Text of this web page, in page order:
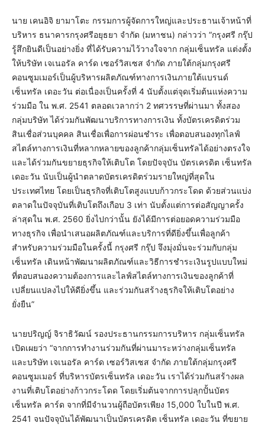
นาย เคนอิจิ ยามาโตะ กรรมการผู้จัดการใหญ่และประธานเจ้าหน้าที่
บริหาร ธนาคารกรุงศรีอยุธยา จำกัด (มหาชน) กล่าวว่า “กรุงศรี กรุ๊ป
รู้สึกยินดีเป็นอย่างยิ่ง ที่ได้รับความไว้วางใจจาก กลุ่มเซ็นทรัล แต่งตั้ง
ให้บริษัท เจเนอรัล คาร์ด เซอร์วิสเซส จำกัด ภายใต้กลุ่มกรุงศรี
คอนซูมเมอร์เป็นผู้บริหารผลิตภัณฑ์ทางการเงินภายใต้แบรนด์
เซ็นทรัล เดอะวัน ต่อเนื่องเป็นครั้งที่ 4 นับตั้งแต่จุดเริ่มต้นแห่งความ
ร่วมมือ ใน พ.ศ. 2541 ตลอดเวลากว่า 2 ทศวรรษที่ผ่านมา ทั้งสอง
กลุ่มบริษัท ได้ร่วมกันพัฒนาบริการทางการเงิน ทั้งบัตรเครดิตร่วม
สินเชื่อส่วนบุคคล สินเชื่อเพื่อการผ่อนชำระ เพื่อตอบสนองทุกไลฟ์
สไตล์ทางการเงินที่หลากหลายของลูกค้ากลุ่มเซ็นทรัลได้อย่างตรงใจ
และได้ร่วมกันขยายธุรกิจให้เติบโต โดยปัจจุบัน บัตรเครดิต เซ็นทรัล
เดอะวัน นับเป็นผู้นำตลาดบัตรเครดิตร่วมรายใหญ่ที่สุดใน
ประเทศไทย โดยเป็นธุรกิจที่เติบโตสูงแบบก้าวกระโดด ด้วยส่วนแบ่ง
ตลาดในปัจจุบันที่เติบโตถึงเกือบ 3 เท่า นับตั้งแต่การต่อสัญญาครั้ง
ล่าสุดใน พ.ศ. 2560 ยิ่งไปกว่านั้น ยังได้มีการต่อยอดความร่วมมือ
ทางธุรกิจ เพื่อนำเสนอผลิตภัณฑ์และบริการที่ดียิ่งขึ้นเพื่อลูกค้า
สำหรับความร่วมมือในครั้งนี้ กรุงศรี กรุ๊ป จึงมุ่งมั่นจะร่วมกับกลุ่ม
เซ็นทรัล เดินหน้าพัฒนาผลิตภัณฑ์และวิธีการชำระเงินรูปแบบใหม่
ที่ตอบสนองความต้องการและไลฟ์สไตล์ทางการเงินของลูกค้าที่
เปลี่ยนแปลงไปให้ดียิ่งขึ้น และร่วมกันสร้างธุรกิจให้เติบโตอย่าง
ยั่งยืน”
นายปริญญ์ จิราธิวัฒน์ รองประธานกรรมการบริหาร กลุ่มเซ็นทรัล
เปิดเผยว่า “จากการทำงานร่วมกันที่ผ่านมาระหว่างกลุ่มเซ็นทรัล
และบริษัท เจเนอรัล คาร์ด เซอร์วิสเซส จำกัด ภายใต้กลุ่มกรุงศรี
คอนซูมเมอร์ ที่บริหารบัตรเซ็นทรัล เดอะวัน เราได้ร่วมกันสร้างผล
งานที่เติบโตอย่างก้าวกระโดด โดยเริ่มต้นจากการปลุกปั้นบัตร
เซ็นทรัล คาร์ด จากที่มีจำนวนผู้ถือบัตรเพียง 15,000 ใบในปี พ.ศ.
2541 จนปัจจุบันได้พัฒนาเป็นบัตรเครดิต เซ็นทรัล เดอะวัน ที่ขยาย